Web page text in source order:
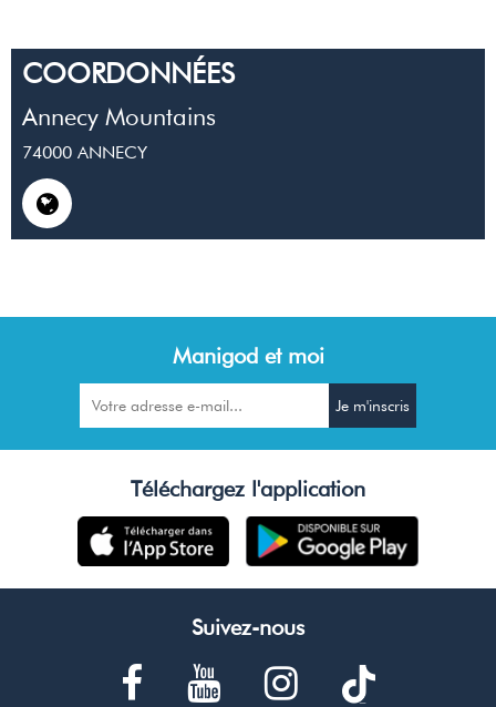
COORDONNÉES
Annecy Mountains
74000 ANNECY
Manigod et moi
Suivez-nous
Téléchargez l'application